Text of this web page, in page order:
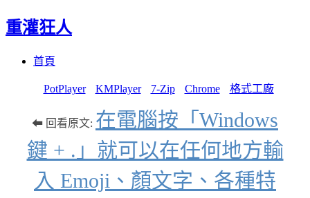
重灌狂人
首頁
PotPlayer KMPlayer 7-Zip Chrome 格式工廠
⬅ 回看原文: 在電腦按「Windows
鍵 + .」就可以在任何地方輸
入 Emoji、顏文字、各種特